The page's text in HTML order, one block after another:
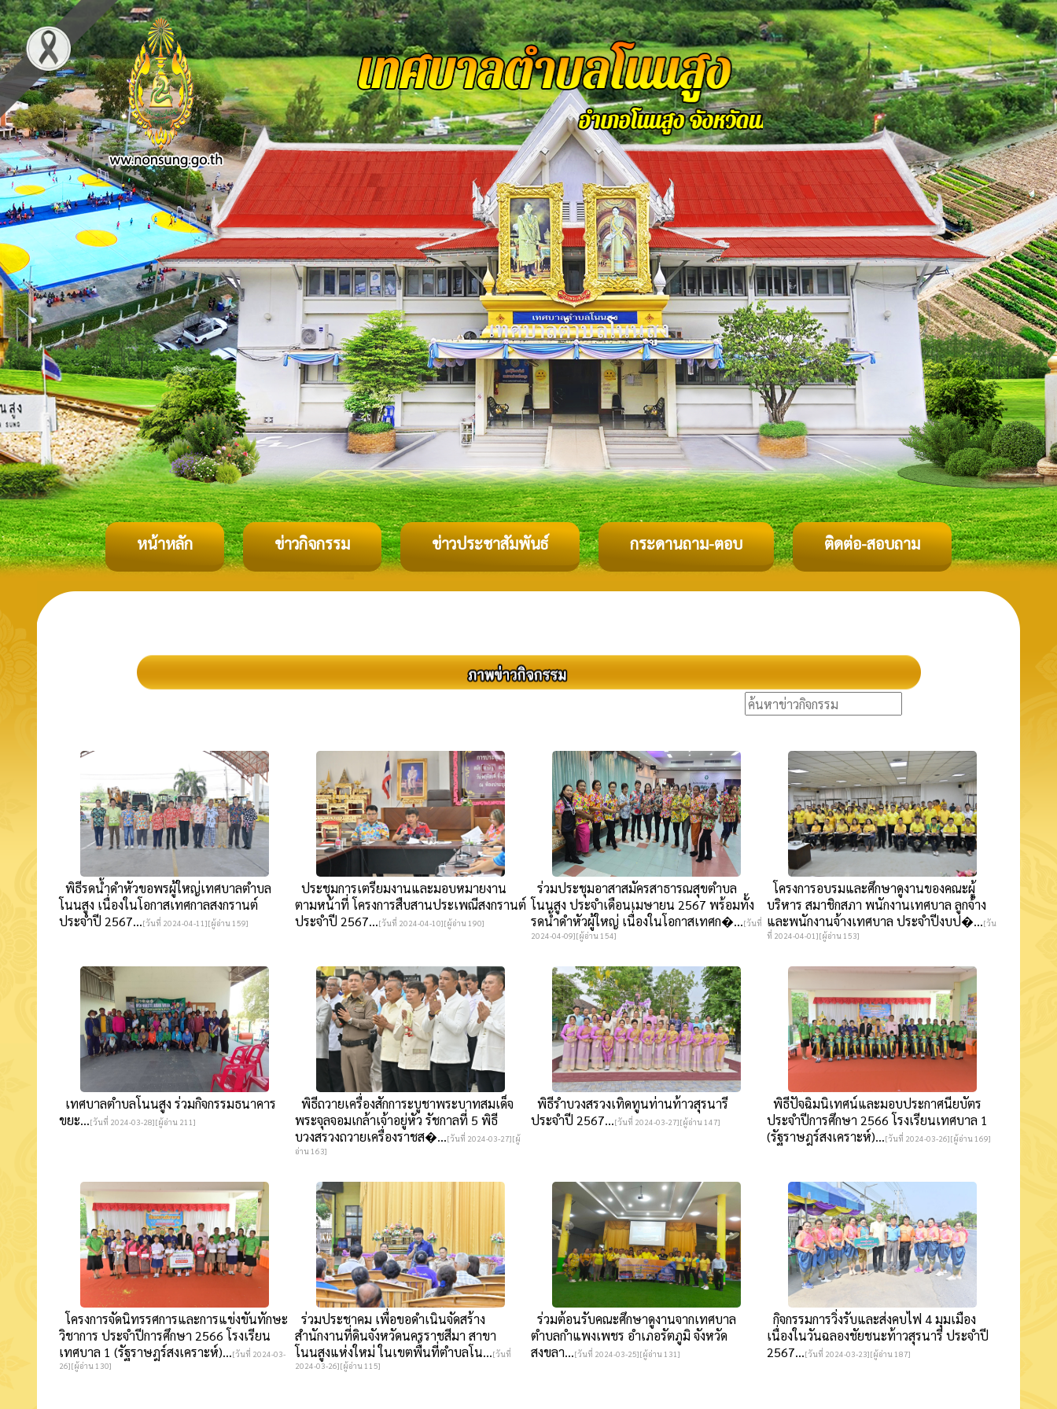
หน้าหลัก ข่าวกิจกรรม ข่าวประชาสัมพันธ์ กระดานถาม-ตอบ ติดต่อ-สอบถาม
พิธีรดน้ำดำหัวขอพรผู้ใหญ่เทศบาลตำบล
โนนสูง เนื่องในโอกาสเทศกาลสงกรานต์
ประจำปี 2567...[วันที่ 2024-04-11][ผู้อ่าน 159]
ประชุมการเตรียมงานและมอบหมายงาน
ตามหน้าที่ โครงการสืบสานประเพณีสงกรานต์
ประจำปี 2567...[วันที่ 2024-04-10][ผู้อ่าน 190]
ร่วมประชุมอาสาสมัครสาธารณสุขตำบล
โนนสูง ประจำเดือนเมษายน 2567 พร้อมทั้ง
รดน้ำดำหัวผู้ใหญ่ เนื่องในโอกาสเทศก�...[วันที่
2024-04-09][ผู้อ่าน 154]
โครงการอบรมและศึกษาดูงานของคณะผู้
บริหาร สมาชิกสภา พนักงานเทศบาล ลูกจ้าง
และพนักงานจ้างเทศบาล ประจำปีงบป�...[วัน
ที่ 2024-04-01][ผู้อ่าน 153]
เทศบาลตำบลโนนสูง ร่วมกิจกรรมธนาคาร
ขยะ...[วันที่ 2024-03-28][ผู้อ่าน 211]
พิธีถวายเครื่องสักการะบูชาพระบาทสมเด็จ
พระจุลจอมเกล้าเจ้าอยู่หัว รัชกาลที่ 5 พิธี
บวงสรวงถวายเครื่องราชส�...[วันที่ 2024-03-27][ผู้
อ่าน 163]
พิธีรำบวงสรวงเทิดทูนท่านท้าวสุรนารี
ประจำปี 2567...[วันที่ 2024-03-27][ผู้อ่าน 147]
พิธีปัจฉิมนิเทศน์และมอบประกาศนียบัตร
ประจำปีการศึกษา 2566 โรงเรียนเทศบาล 1
(รัฐราษฎร์สงเคราะห์)...[วันที่ 2024-03-26][ผู้อ่าน 169]
โครงการจัดนิทรรศการและการแข่งขันทักษะ
วิชาการ ประจำปีการศึกษา 2566 โรงเรียน
เทศบาล 1 (รัฐราษฎร์สงเคราะห์)...[วันที่ 2024-03-
26][ผู้อ่าน 130]
ร่วมประชาคม เพื่อขอดำเนินจัดสร้าง
สำนักงานที่ดินจังหวัดนครราชสีมา สาขา
โนนสูงแห่งใหม่ ในเขตพื้นที่ตำบลโน...[วันที่
2024-03-26][ผู้อ่าน 115]
ร่วมต้อนรับคณะศึกษาดูงานจากเทศบาล
ตำบลกำแพงเพชร อำเภอรัตภูมิ จังหวัด
สงขลา...[วันที่ 2024-03-25][ผู้อ่าน 131]
กิจกรรมการวิ่งรับและส่งคบไฟ 4 มุมเมือง
เนื่องในวันฉลองชัยชนะท้าวสุรนารี ประจำปี
2567...[วันที่ 2024-03-23][ผู้อ่าน 187]